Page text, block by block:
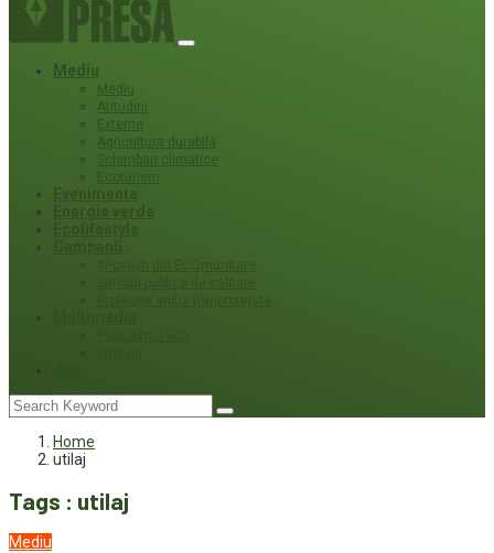
Mediu
Mediu
Atitudini
Externe
Agricultura durabila
Schimbari climatice
Ecoturism
Home
utilaj
Tags : utilaj
Mediu